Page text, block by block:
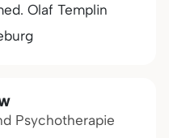
Olaf Templin
Psychotherapie